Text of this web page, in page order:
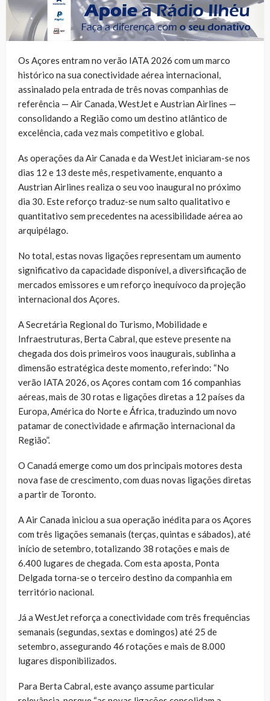
Os Açores entram no verão IATA 2026 com um marco
histórico na sua conectividade aérea internacional,
assinalado pela entrada de três novas companhias de
referência — Air Canada, WestJet e Austrian Airlines —
consolidando a Região como um destino atlântico de
excelência, cada vez mais competitivo e global.
As operações da Air Canada e da WestJet iniciaram-se nos
dias 12 e 13 deste mês, respetivamente, enquanto a
Austrian Airlines realiza o seu voo inaugural no próximo
dia 30. Este reforço traduz-se num salto qualitativo e
quantitativo sem precedentes na acessibilidade aérea ao
arquipélago.
No total, estas novas ligações representam um aumento
significativo da capacidade disponível, a diversificação de
mercados emissores e um reforço inequívoco da projeção
internacional dos Açores.
A Secretária Regional do Turismo, Mobilidade e
Infraestruturas, Berta Cabral, que esteve presente na
chegada dos dois primeiros voos inaugurais, sublinha a
dimensão estratégica deste momento, referindo: “No
verão IATA 2026, os Açores contam com 16 companhias
aéreas, mais de 30 rotas e ligações diretas a 12 países da
Europa, América do Norte e África, traduzindo um novo
patamar de conectividade e afirmação internacional da
Região”.
O Canadá emerge como um dos principais motores desta
nova fase de crescimento, com duas novas ligações diretas
a partir de Toronto.
A Air Canada iniciou a sua operação inédita para os Açores
com três ligações semanais (terças, quintas e sábados), até
início de setembro, totalizando 38 rotações e mais de
6.400 lugares de chegada. Com esta aposta, Ponta
Delgada torna-se o terceiro destino da companhia em
território nacional.
Já a WestJet reforça a conectividade com três frequências
semanais (segundas, sextas e domingos) até 25 de
setembro, assegurando 46 rotações e mais de 8.000
lugares disponibilizados.
Para Berta Cabral, este avanço assume particular